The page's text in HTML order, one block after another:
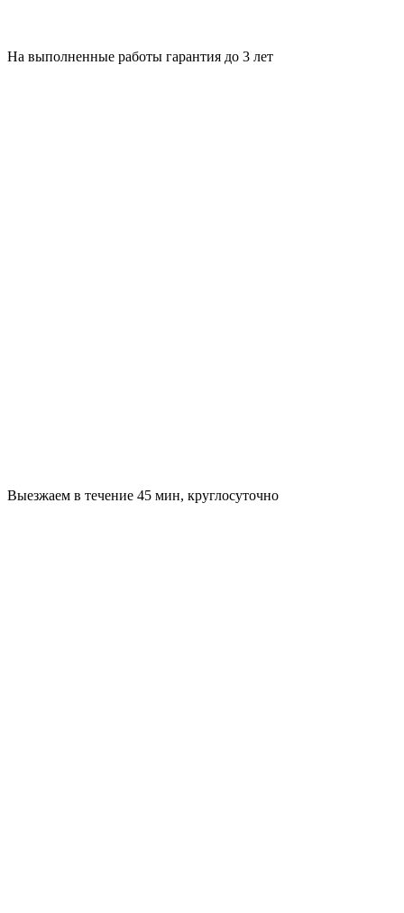
На выполненные работы гарантия до 3 лет
Выезжаем в течение 45 мин, круглосуточно